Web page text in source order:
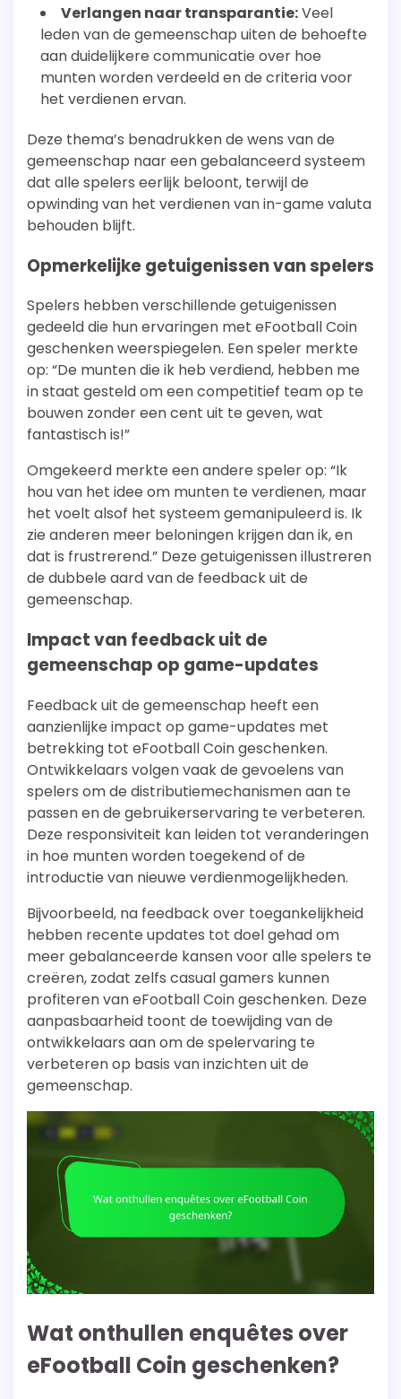
Verlangen naar transparantie:Veel
leden van de gemeenschap uiten de behoefte
aan duidelijkere communicatie over hoe
munten worden verdeeld en de criteria voor
het verdienen ervan.
Deze thema’s benadrukken de wens van de
gemeenschap naar een gebalanceerd systeem
dat alle spelers eerlijk beloont, terwijl de
opwinding van het verdienen van in-game valuta
behouden blijft.
Opmerkelijke getuigenissen van spelers
Spelers hebben verschillende getuigenissen
gedeeld die hun ervaringen met eFootball Coin
geschenken weerspiegelen. Een speler merkte
op: “De munten die ik heb verdiend, hebben me
in staat gesteld om een competitief team op te
bouwen zonder een cent uit te geven, wat
fantastisch is!”
Omgekeerd merkte een andere speler op: “Ik
hou van het idee om munten te verdienen, maar
het voelt alsof het systeem gemanipuleerd is. Ik
zie anderen meer beloningen krijgen dan ik, en
dat is frustrerend.” Deze getuigenissen illustreren
de dubbele aard van de feedback uit de
gemeenschap.
Impact van feedback uit de
gemeenschap op game-updates
Feedback uit de gemeenschap heeft een
aanzienlijke impact op game-updates met
betrekking tot eFootball Coin geschenken.
Ontwikkelaars volgen vaak de gevoelens van
spelers om de distributiemechanismen aan te
passen en de gebruikerservaring te verbeteren.
Deze responsiviteit kan leiden tot veranderingen
in hoe munten worden toegekend of de
introductie van nieuwe verdienmogelijkheden.
Bijvoorbeeld, na feedback over toegankelijkheid
hebben recente updates tot doel gehad om
meer gebalanceerde kansen voor alle spelers te
creëren, zodat zelfs casual gamers kunnen
profiteren van eFootball Coin geschenken. Deze
aanpasbaarheid toont de toewijding van de
ontwikkelaars aan om de spelervaring te
verbeteren op basis van inzichten uit de
gemeenschap.
Wat onthullen enquêtes over
eFootball Coin geschenken?